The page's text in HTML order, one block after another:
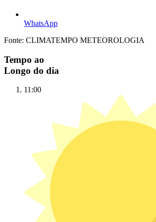
WhatsApp
Fonte: CLIMATEMPO METEOROLOGIA
Tempo ao
Longo do dia
11:00